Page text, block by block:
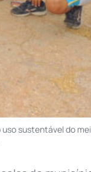
sustentável do